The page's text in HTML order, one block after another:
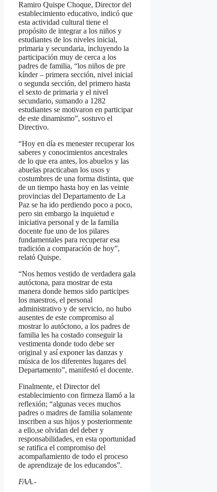
Ramiro Quispe Choque, Director del
establecimiento educativo, indicó que
esta actividad cultural tiene el
propósito de integrar a los niños y
estudiantes de los niveles inicial,
primaria y secundaria, incluyendo la
participación muy de cerca a los
padres de familia, “los niños de pre
kínder – primera sección, nivel inicial
o segunda sección, del primero hasta
el sexto de primaria y el nivel
secundario, sumando a 1282
estudiantes se motivaron en participar
de este dinamismo”, sostuvo el
Directivo.
“Hoy en día es menester recuperar los
saberes y conocimientos ancestrales
de lo que era antes, los abuelos y las
abuelas practicaban los usos y
costumbres de una forma distinta, que
de un tiempo hasta hoy en las veinte
provincias del Departamento de La
Paz se ha ido perdiendo poco a poco,
pero sin embargo la inquietud e
iniciativa personal y de la familia
docente fue uno de los pilares
fundamentales para recuperar esa
tradición a comparación de hoy”,
relató Quispe.
“Nos hemos vestido de verdadera gala
autóctona, para mostrar de esta
manera donde hemos sido participes
los maestros, el personal
administrativo y de servicio, no hubo
ausentes de este compromiso al
mostrar lo autóctono, a los padres de
familia les ha costado conseguir la
vestimenta donde todo debe ser
original y así exponer las danzas y
música de los diferentes lugares del
Departamento”, manifestó el docente.
Finalmente, el Director del
establecimiento con firmeza llamó a la
reflexión; “algunas veces muchos
padres o madres de familia solamente
inscriben a sus hijos y posteriormente
a ello,se olvidan del deber y
responsabilidades, en esta oportunidad
se ratifica el compromiso del
acompañamiento de todo el proceso
de aprendizaje de los educandos”.
FAA.-